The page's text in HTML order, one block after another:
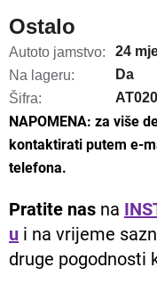
Ostalo
Autoto jamstvo:
24
Na lageru:
Da
Šifra:
NAPOMENA: za više
kontaktirati putem e-
telefona.
Pratite nas na
u i na vrijeme
druge pogodnosti